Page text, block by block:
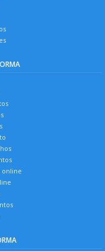
online